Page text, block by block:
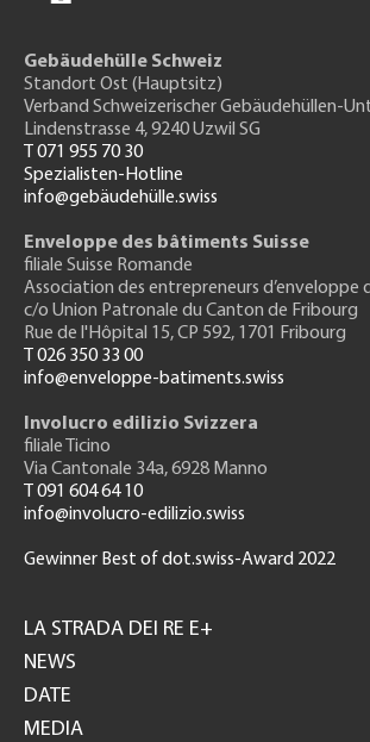
Gebäudehülle Schweiz
Standort Ost (Hauptsitz)
Verband Schweizerischer Gebäudehüllen-
Lindenstrasse 4, 9240 Uzwil SG
T 071 955 70 30
Spezialisten-Hotline
info@gebäudehülle.swiss
Enveloppe des bâtiments Suisse
filiale Suisse Romande
Association des entrepreneurs d’enveloppe
c/o Union Patronale du Canton de Fribourg
Rue de l'Hôpital 15, CP 592, 1701 Fribourg
T 026 350 33 00
info@enveloppe-batiments.swiss
Involucro edilizio Svizzera
filiale Ticino
Via Cantonale 34a, 6928 Manno
T 091 604 64 10
info@involucro-edilizio.swiss
Gewinner Best of dot.swiss-Award 2022
GH
LA STRADA DEI RE E+
NEWS
DATE
MEDIA